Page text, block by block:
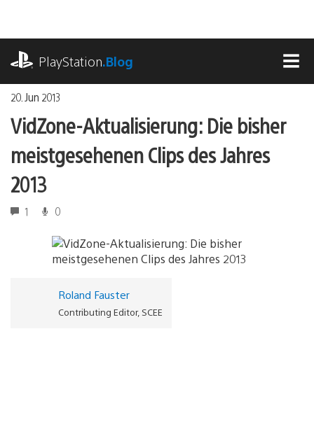
springen
PlayStation.Blog
20. Jun 2013
VidZone-Aktualisierung: Die bisher
meistgesehenen Clips des Jahres
2013
1 0
Roland Fauster
Contributing Editor, SCEE